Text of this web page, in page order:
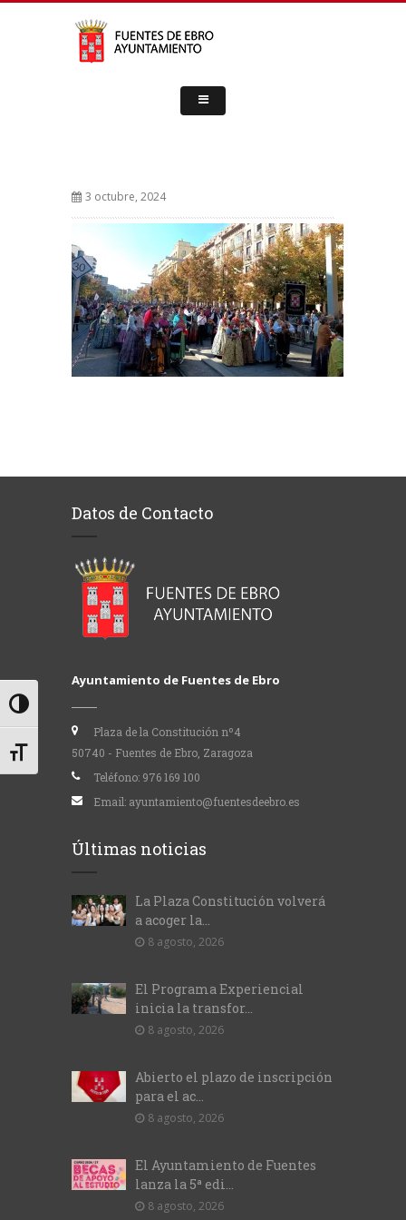
Alternar alto contraste
Alternar tamaño de letra
3 octubre, 2024
Datos de Contacto
Ayuntamiento de Fuentes de Ebro
Plaza de la Constitución nº4
50740 - Fuentes de Ebro, Zaragoza
Teléfono: 976 169 100
Email: ayuntamiento@fuentesdeebro.es
Últimas noticias
La Plaza Constitución volverá
a acoger la...
8 agosto, 2026
El Programa Experiencial
inicia la transfor...
8 agosto, 2026
Abierto el plazo de inscripción
para el ac...
8 agosto, 2026
El Ayuntamiento de Fuentes
lanza la 5ª edi...
8 agosto, 2026